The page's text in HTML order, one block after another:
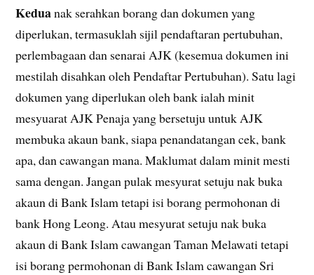
Keduanak serahkan borang dan dokumen yang
diperlukan, termasuklah sijil pendaftaran pertubuhan,
perlembagaan dan senarai AJK (kesemua dokumen ini
mestilah disahkan oleh Pendaftar Pertubuhan). Satu lagi
dokumen yang diperlukan oleh bank ialah minit
mesyuarat AJK Penaja yang bersetuju untuk AJK
membuka akaun bank, siapa penandatangan cek, bank
apa, dan cawangan mana. Maklumat dalam minit mesti
sama dengan. Jangan pulak mesyurat setuju nak buka
akaun di Bank Islam tetapi isi borang permohonan di
bank Hong Leong. Atau mesyurat setuju nak buka
akaun di Bank Islam cawangan Taman Melawati tetapi
isi borang permohonan di Bank Islam cawangan Sri